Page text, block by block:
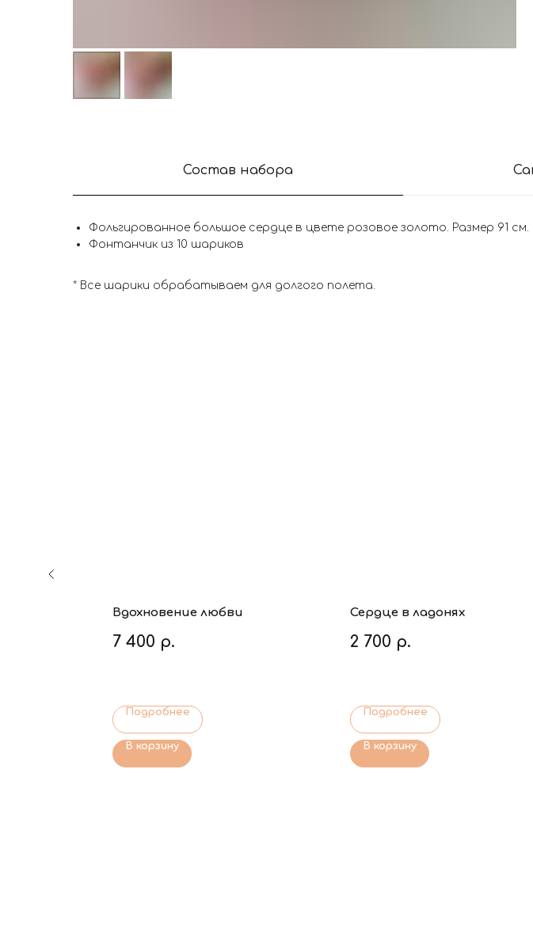
Состав набора
Фольгированное большое сердце в цвете розовое золото. Размер 91 см.
Фонтанчик из 10 шариков
* Все шарики обрабатываем для долгого полета.
Вдохновение любви
7 400 р.
Подробнее
В корзину
Сердце в ладонях
2 700 р.
Подробнее
В корзину